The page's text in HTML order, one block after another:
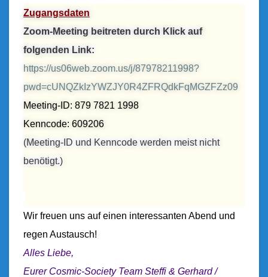
T
I
N
S
L
N
D
E
Zugangsdaten
Zoom-Meeting beitreten durch Klick auf
folgenden Link:
https://us06web.zoom.us/j/87978211998?
pwd=cUNQZkIzYWZJY0R4ZFRQdkFqMGZFZz09
Meeting-ID: 879 7821 1998
Kenncode: 609206
(Meeting-ID und Kenncode werden meist nicht
benötigt.)
Wir freuen uns auf einen interessanten Abend und
regen Austausch!
Alles Liebe,
Eurer Cosmic-Society Team Steffi & Gerhard /